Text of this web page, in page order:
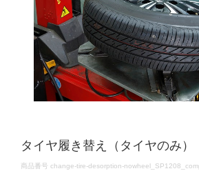
タイヤ履き替え（タイヤのみ）
DETAILS
商品番号 change-tire-desorption-